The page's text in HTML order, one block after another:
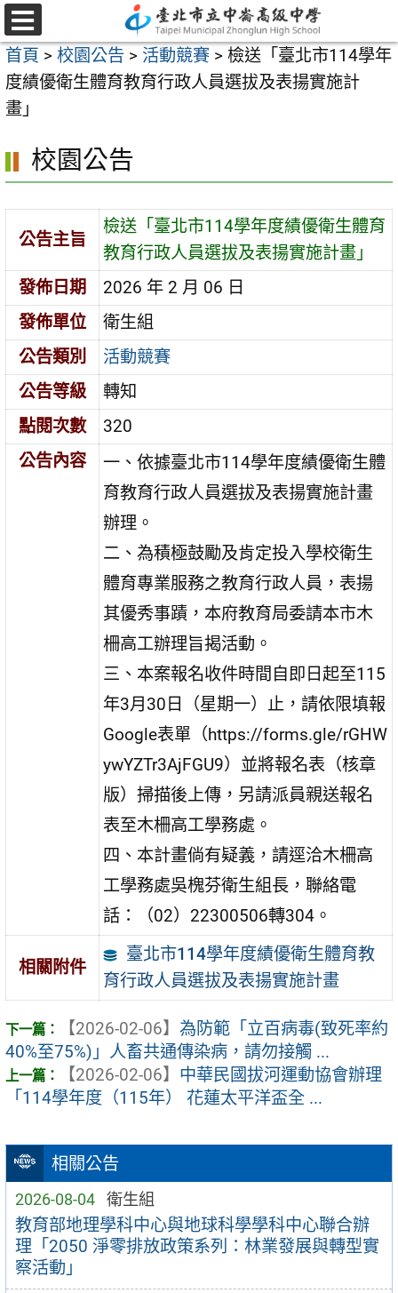
跳
至
主
要
內
區
選
單
首頁 > 校園公告 > 活動競賽 > 檢送「臺北市114學年
度績優衛生體育教育行政人員選拔及表揚實施計
畫」
相關公告
2026-08-04 衛生組
教育部地理學科中心與地球科學學科中心聯合辦
理「2050 淨零排放政策系列：林業發展與轉型實
察活動」
校園公告
公告主旨
檢送「臺北市114學年度績優衛生體育
教育行政人員選拔及表揚實施計畫」
發佈日期
2026 年 2 月 06 日
發佈單位
衛生組
公告類別
活動競賽
公告等級
轉知
點閱次數
320
公告內容
一、依據臺北市114學年度績優衛生體
育教育行政人員選拔及表揚實施計畫
辦理。
二、為積極鼓勵及肯定投入學校衛生
體育專業服務之教育行政人員，表揚
其優秀事蹟，本府教育局委請本市木
柵高工辦理旨揭活動。
三、本案報名收件時間自即日起至115
年3月30日（星期一）止，請依限填報
Google表單（https://forms.gle/rGHW
ywYZTr3AjFGU9）並將報名表（核章
版）掃描後上傳，另請派員親送報名
表至木柵高工學務處。
四、本計畫倘有疑義，請逕洽木柵高
工學務處吳槐芬衛生組長，聯絡電
話：（02）22300506轉304。
相關附件
臺北市114學年度績優衛生體育教
育行政人員選拔及表揚實施計畫
【2026-02-06】 為防範「立百病毒(致死率約
40%至75%)」人畜共通傳染病，請勿接觸 ...
【2026-02-06】 中華民國拔河運動協會辦理
「114學年度（115年） 花蓮太平洋盃全 ...